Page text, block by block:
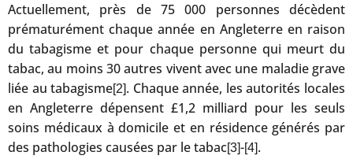
Actuellement, près de 75 000 personnes décèdent
prématurément chaque année en Angleterre en raison
du tabagisme et pour chaque personne qui meurt du
tabac, au moins 30 autres vivent avec une maladie grave
liée au tabagisme[2]. Chaque année, les autorités locales
en Angleterre dépensent £1,2 milliard pour les seuls
soins médicaux à domicile et en résidence générés par
des pathologies causées par le tabac[3]-[4].